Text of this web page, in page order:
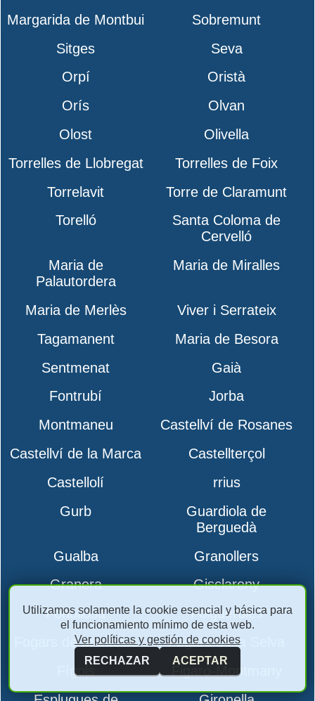
Margarida de Montbui
Sobremunt
Sitges
Seva
Orpí
Oristà
Orís
Olvan
Olost
Olivella
Torrelles de Llobregat
Torrelles de Foix
Torrelavit
Torre de Claramunt
Torelló
Santa Coloma de
Cervelló
Maria de
Palautordera
Maria de Miralles
Maria de Merlès
Viver i Serrateix
Tagamanent
Maria de Besora
Sentmenat
Gaià
Fontrubí
Jorba
Montmaneu
Castellví de Rosanes
Castellví de la Marca
Castellterçol
Castellolí
rrius
Gurb
Guardiola de
Berguedà
Gualba
Granollers
Granera
Gisclareny
Fonollosa
Folgueroles
Fogars de Montclús
Fogars de la Selva
Fígols
Figaró-Montmany
Utilizamos solamente la cookie esencial y básica para
el funcionamiento mínimo de esta web.
Ver políticas y gestión de cookies
RECHAZAR
ACEPTAR